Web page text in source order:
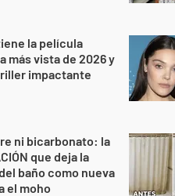
la película
más vista de 2026 y
impactante
ni bicarbonato: la
que deja la
baño como nueva
el moho